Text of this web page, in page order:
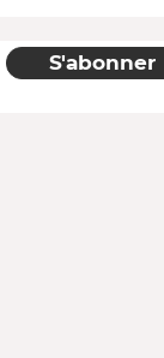
S'abonner